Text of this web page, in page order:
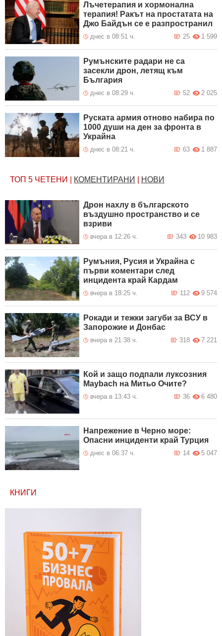
Лъчетерапия и хормонална
терапия! Ракът на простатата на
Джо Байдън се е разпространил
днес в 08:51 ч. 1 599
25
Румънските радари не са
засекли дрон, летящ към
България
днес в 08:29 ч. 2 025
52
Руската армия отново набира по
1000 души на ден за фронта в
Украйна
днес в 08:21 ч. 1 887
63
ТОП 5 ЧЕТЕНИ КОМЕНТИРАНИ НОВИ
Дрон нахлу в българското
въздушно пространство и се
взриви
вчера в 12:26 ч. 10 983
343
Румъния, Русия и Украйна с
първи коментари след
инцидента край Кардам
вчера в 18:25 ч. 9 574
112
Рокади и тежки загуби за ВСУ в
Запорожие и Донбас
вчера в 21:38 ч. 7 221
318
Кой и защо подпали луксозния
Maybach на Митьо Очите?
вчера в 13:43 ч. 6 480
36
Напрежение в Черно море:
Опасни инциденти край Турция
днес в 06:37 ч. 5 047
14
КНИГИ